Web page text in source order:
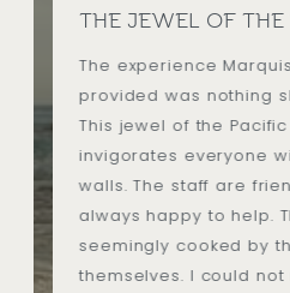
THE JEWEL OF THE
The experience
provided was nothing
This jewel of the
invigorates everyone
walls. The staff are
always happy to help.
seemingly cooked by
themselves. I could